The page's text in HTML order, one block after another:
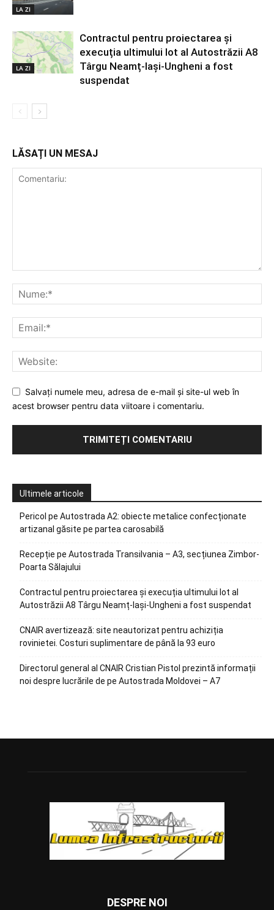
LA ZI
LA ZI
Contractul pentru proiectarea și
execuția ultimului lot al Autostrăzii A8
Târgu Neamț-Iași-Ungheni a fost
suspendat
LĂSAȚI UN MESAJ
Salvați numele meu, adresa de e-mail și site-ul web în
acest browser pentru data viitoare i comentariu.
Ultimele articole
Pericol pe Autostrada A2: obiecte metalice confecționate
artizanal găsite pe partea carosabilă
Recepție pe Autostrada Transilvania – A3, secțiunea Zimbor-
Poarta Sălajului
Contractul pentru proiectarea și execuția ultimului lot al
Autostrăzii A8 Târgu Neamț-Iași-Ungheni a fost suspendat
CNAIR avertizează: site neautorizat pentru achiziția
rovinietei. Costuri suplimentare de până la 93 euro
Directorul general al CNAIR Cristian Pistol prezintă informații
noi despre lucrările de pe Autostrada Moldovei – A7
DESPRE NOI